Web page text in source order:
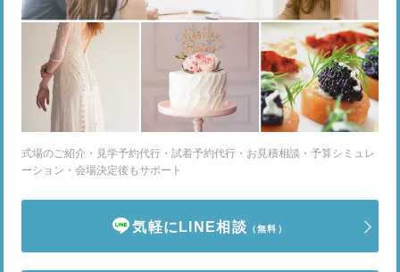
式場のご紹介・見学予約代行・試着予約代行・お見積相談・予算シミュレ
ーション・会場決定後もサポート
気軽にLINE相談 （無料）